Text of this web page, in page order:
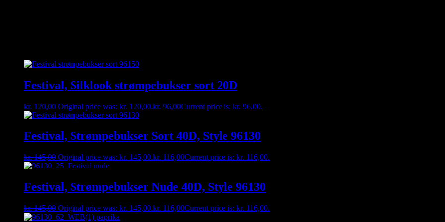
Festival, Silklook strømpebukser sort 20D
kr.120,00 Original price was: kr. 120,00.kr. 96,00Current price is: kr. 96,00.
Festival, Strømpebukser Sort 40D, Style 96130
kr.145,00 Original price was: kr. 145,00.kr. 116,00Current price is: kr. 116,00.
Festival, Strømpebukser Nude 40D, Style 96130
kr.145,00 Original price was: kr. 145,00.kr. 116,00Current price is: kr. 116,00.